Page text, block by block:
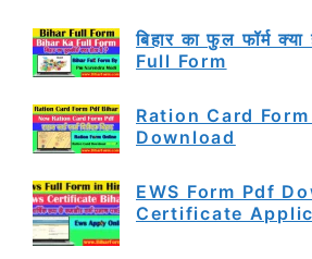
बिहार का फुल फॉर्म
Full Form
Ration Card
Download
EWS Form Pdf
Certificate